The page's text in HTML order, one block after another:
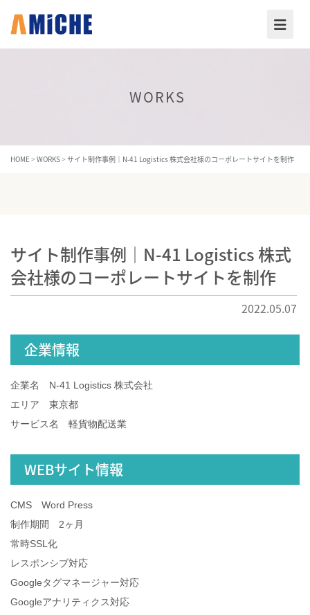
WORKS
HOME> WORKS> サイト制作事例｜N-41 Logistics 株式会社様のコーポレートサイトを制作
サイト制作事例｜N-41 Logistics 株式
会社様のコーポレートサイトを制作
2022.05.07
企業情報
企業名 N-41 Logistics 株式会社
エリア 東京都
サービス名 軽貨物配送業
WEBサイト情報
CMS Word Press
制作期間 2ヶ月
常時SSL化
レスポンシブ対応
Googleタグマネージャー対応
Googleアナリティクス対応